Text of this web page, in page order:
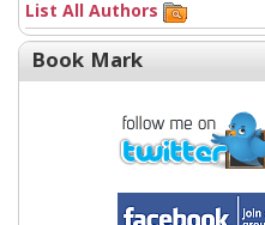
List All Authors
Book Mark